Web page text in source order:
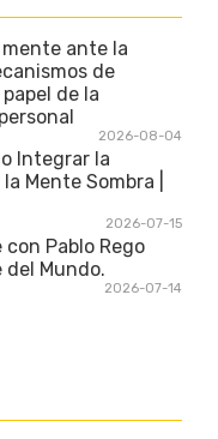
ante la
de
de la
2026-08-04
Integrar la
Mente Sombra |
2026-07-15
con Pablo Rego
Mundo.
2026-07-14